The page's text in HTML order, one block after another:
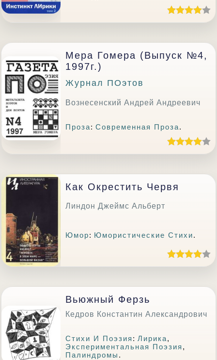
Мера Гомера (выпуск №4,
1997г.)
Журнал ПОэтов
Вознесенский Андрей Андреевич
Проза:Современная Проза.
Как Окрестить Червя
Линдон Джеймс Альберт
Юмор: Юмористические Стихи.
Вьюжный Ферзь
Кедров Константин Александрович
Стихи И Поэзия :Лирика,
Экспериментальная Поэзия ,
Палиндромы .